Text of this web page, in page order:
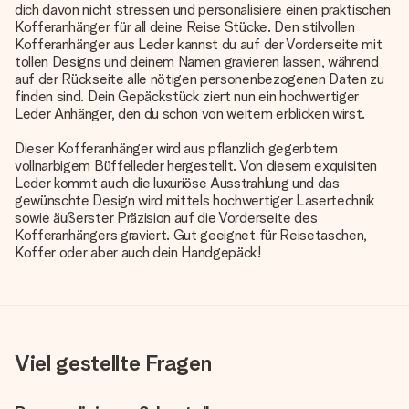
dich davon nicht stressen und personalisiere einen praktischen
Kofferanhänger für all deine Reise Stücke. Den stilvollen
Kofferanhänger aus Leder kannst du auf der Vorderseite mit
tollen Designs und deinem Namen gravieren lassen, während
auf der Rückseite alle nötigen personenbezogenen Daten zu
finden sind. Dein Gepäckstück ziert nun ein hochwertiger
Leder Anhänger, den du schon von weitem erblicken wirst.
Dieser Kofferanhänger wird aus pflanzlich gegerbtem
vollnarbigem Büffelleder hergestellt. Von diesem exquisiten
Leder kommt auch die luxuriöse Ausstrahlung und das
gewünschte Design wird mittels hochwertiger Lasertechnik
sowie äußerster Präzision auf die Vorderseite des
Kofferanhängers graviert. Gut geeignet für Reisetaschen,
Koffer oder aber auch dein Handgepäck!
Viel gestellte Fragen